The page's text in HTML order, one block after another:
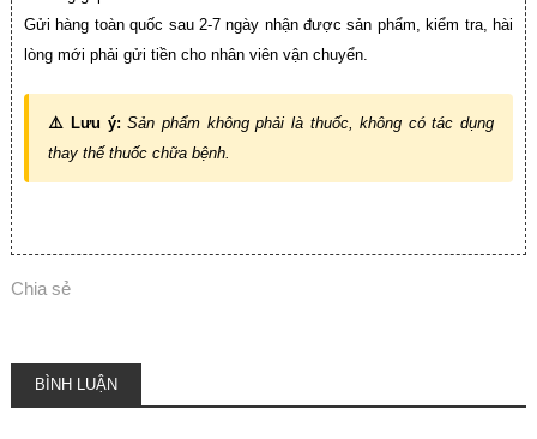
Gửi hàng toàn quốc sau 2-7 ngày nhận được sản phẩm, kiểm tra, hài
lòng mới phải gửi tiền cho nhân viên vận chuyển.
⚠️ Lưu ý: Sản phẩm không phải là thuốc, không có tác dụng
thay thế thuốc chữa bệnh.
Chia sẻ
BÌNH LUẬN